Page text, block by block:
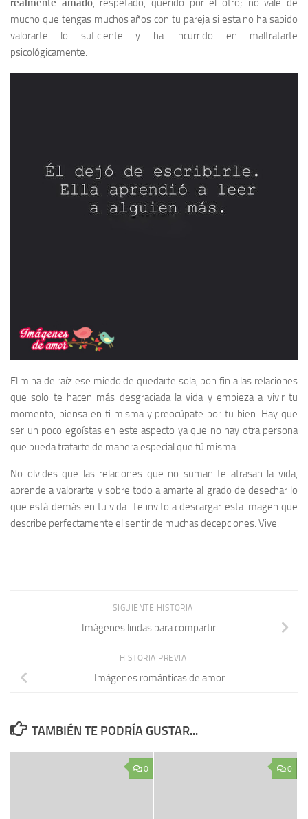
realmente amado, respetado, querido por el otro; no vale de
mucho que tengas muchos años con tu pareja si esta no ha sabido
valorarte lo suficiente y ha incurrido en maltratarte
psicológicamente.
Elimina de raíz ese miedo de quedarte sola, pon fin a las relaciones
que solo te hacen más desgraciada la vida y empieza a vivir tu
momento, piensa en ti misma y preocúpate por tu bien. Hay que
ser un poco egoístas en este aspecto ya que no hay otra persona
que pueda tratarte de manera especial que tú misma.
No olvides que las relaciones que no suman te atrasan la vida,
aprende a valorarte y sobre todo a amarte al grado de desechar lo
que está demás en tu vida. Te invito a descargar esta imagen que
describe perfectamente el sentir de muchas decepciones. Vive.
SIGUIENTE HISTORIA
Imágenes lindas para compartir
HISTORIA PREVIA
Imágenes románticas de amor
TAMBIÉN TE PODRÍA GUSTAR...
0 0